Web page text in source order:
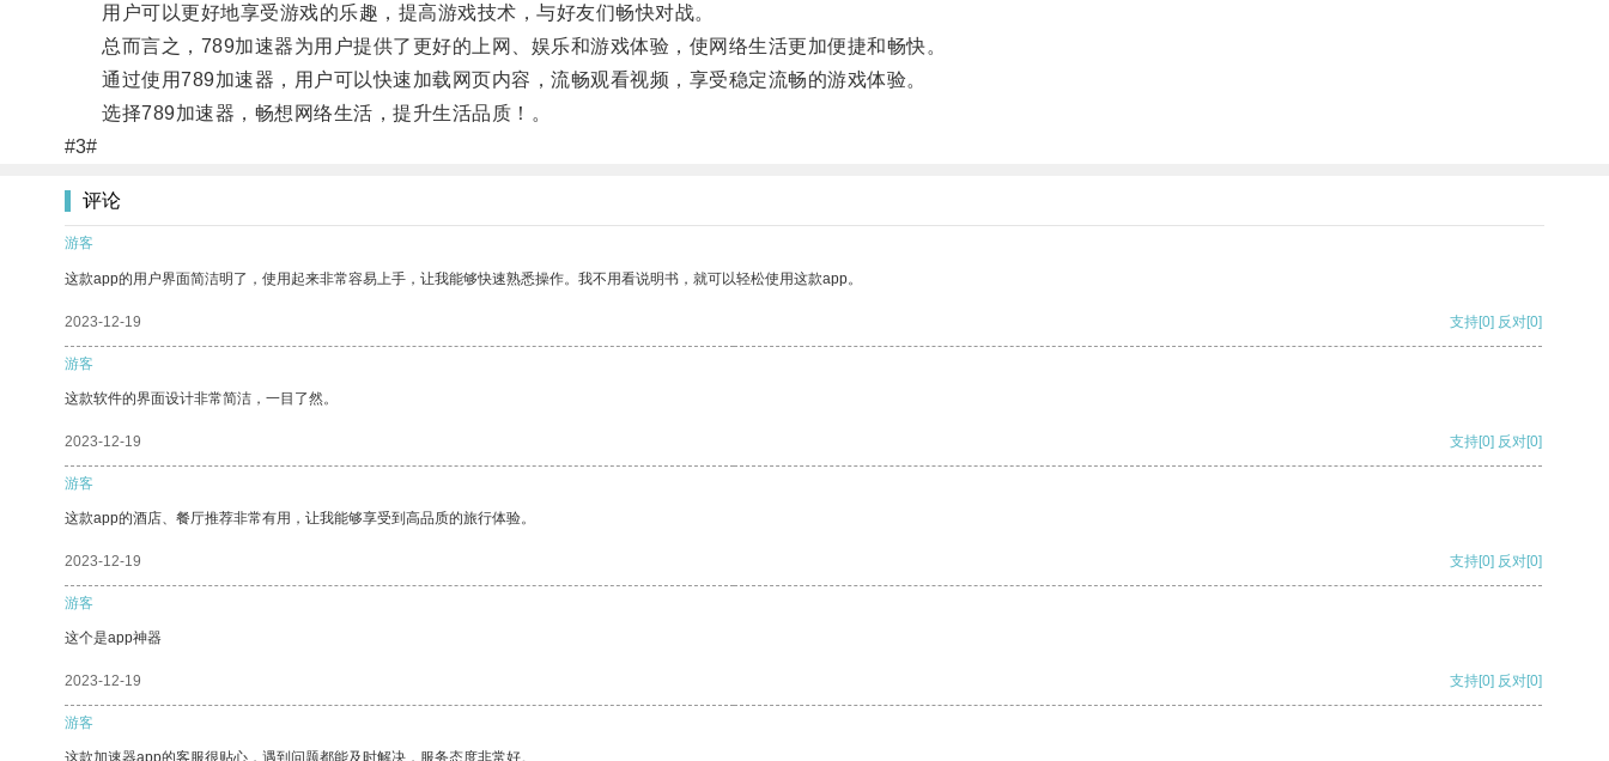
用户可以更好地享受游戏的乐趣，提高游戏技术，与好友们畅快对战。
总而言之，789加速器为用户提供了更好的上网、娱乐和游戏体验，使网络生活更加便捷和畅快。
通过使用789加速器，用户可以快速加载网页内容，流畅观看视频，享受稳定流畅的游戏体验。
选择789加速器，畅想网络生活，提升生活品质！。
#3#
评论
游客
这款app的用户界面简洁明了，使用起来非常容易上手，让我能够快速熟悉操作。我不用看说明书，就可以轻松使用这款app。
2023-12-19 支持[0] 反对[0]
游客
这款软件的界面设计非常简洁，一目了然。
2023-12-19 支持[0] 反对[0]
游客
这款app的酒店、餐厅推荐非常有用，让我能够享受到高品质的旅行体验。
2023-12-19 支持[0] 反对[0]
游客
这个是app神器
2023-12-19 支持[0] 反对[0]
游客
这款加速器app的客服很贴心，遇到问题都能及时解决，服务态度非常好。